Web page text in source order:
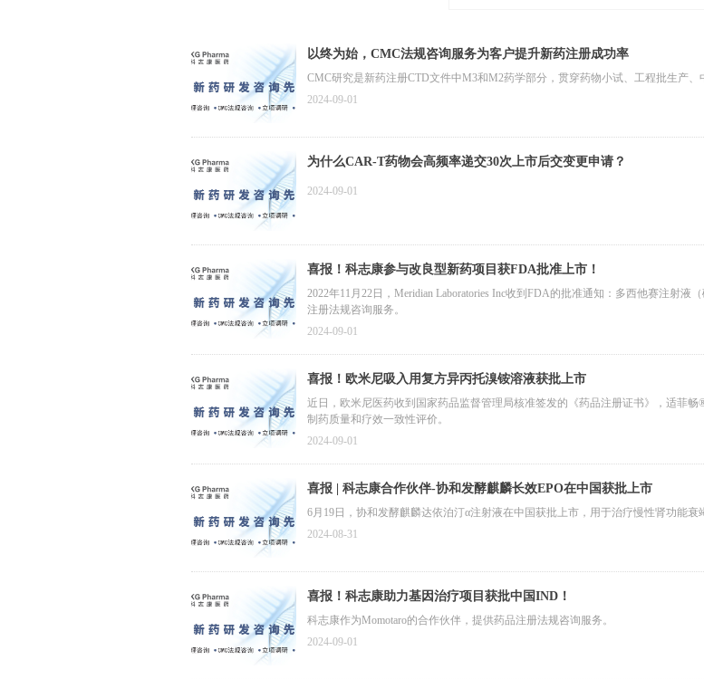
以终为始，CMC法规咨询服务为客户提升新药注册成功率
CMC研究是新药注册CTD文件中M3和M2药学部分，贯穿药物小试、工程批生产
2024-09-01
为什么CAR-T药物会高频率递交30次上市后交变更申请？
2024-09-01
喜报！科志康参与改良型新药项目获FDA批准上市！
2022年11月22日，Meridian Laboratories Inc收到FDA的批准通知：多西他赛注射
注册法规咨询服务。
2024-09-01
喜报！欧米尼吸入用复方异丙托溴铵溶液获批上市
近日，欧米尼医药收到国家药品监督管理局核准签发的《药品注册证书》，适菲
制药质量和疗效一致性评价。
2024-09-01
喜报 | 科志康合作伙伴-协和发酵麒麟长效EPO在中国获批上市
6月19日，协和发酵麒麟达依泊汀α注射液在中国获批上市，用于治疗慢性肾功能衰
2024-08-31
喜报！科志康助力基因治疗项目获批中国IND！
科志康作为Momotaro的合作伙伴，提供药品注册法规咨询服务。
2024-09-01